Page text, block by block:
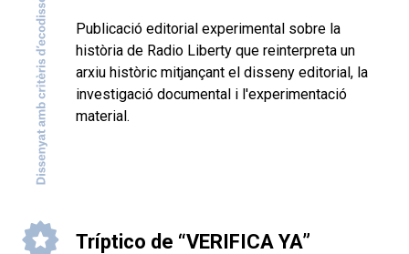
Publicació editorial experimental sobre la
història de Radio Liberty que reinterpreta un
arxiu històric mitjançant el disseny editorial, la
investigació documental i l'experimentació
material.
Tríptico de “VERIFICA YA”